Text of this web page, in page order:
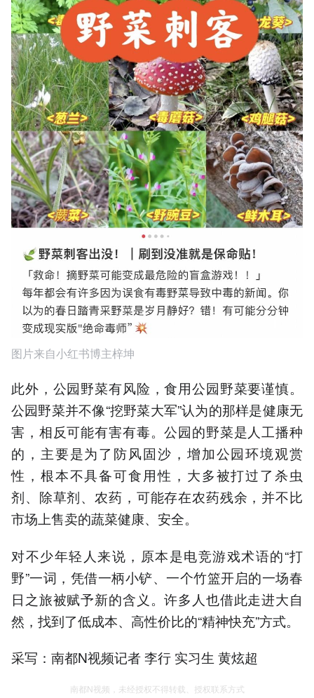
图片来自小红书博主梓坤
此外，公园野菜有风险，食用公园野菜要谨慎。
公园野菜并不像“挖野菜大军”认为的那样是健康无
害，相反可能有害有毒。公园的野菜是人工播种
的，主要是为了防风固沙，增加公园环境观赏
性，根本不具备可食用性，大多被打过了杀虫
剂、除草剂、农药，可能存在农药残余，并不比
市场上售卖的蔬菜健康、安全。
对不少年轻人来说，原本是电竞游戏术语的“打
野”一词，凭借一柄小铲、一个竹篮开启的一场春
日之旅被赋予新的含义。许多人也借此走进大自
然，找到了低成本、高性价比的“精神快充”方式。
采写：南都N视频记者 李行 实习生 黄炫超
南都N视频，未经授权不得转载、授权联系方式